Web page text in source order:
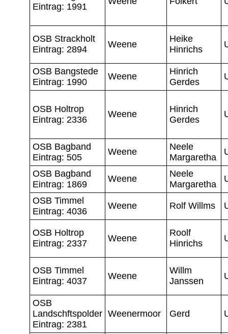
Eintrag: 1991
OSB Strackholt
Eintrag: 2894
Weene
Heike
Hinrichs
OSB Bangstede
Eintrag: 1990
Weene
Hinrich
Gerdes
OSB Holtrop
Eintrag: 2336
Weene
Hinrich
Gerdes
OSB Bagband
Eintrag: 505
Weene
Neele
Margaretha
OSB Bagband
Eintrag: 1869
Weene
Neele
Margaretha
OSB Timmel
Eintrag: 4036
Weene Rolf Willms
OSB Holtrop
Eintrag: 2337
Weene
Roolf
Hinrichs
OSB Timmel
Eintrag: 4037
Weene
Willm
Janssen
OSB
Landschftspolder
Eintrag: 2381
Weenermoor Gerd